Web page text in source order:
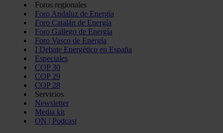
Foros regionales
Foro Andaluz de Energía
Foro Catalán de Energía
Foro Gallego de Energía
Foro Vasco de Energía
I Debate Energético en España
Especiales
COP 30
COP 29
COP 28
Servicios
Newsletter
Media kit
ON | Podcast